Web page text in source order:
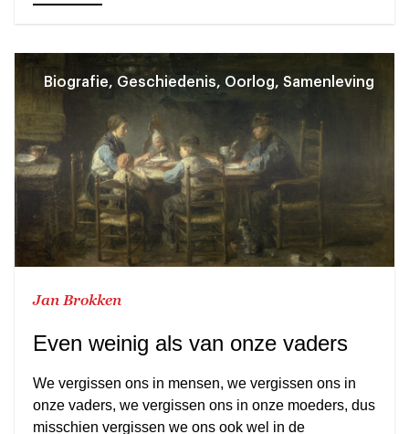
Biografie, Geschiedenis, Oorlog, Samenleving
Jan Brokken
Even weinig als van onze vaders
We vergissen ons in mensen, we vergissen ons in
onze vaders, we vergissen ons in onze moeders, dus
misschien vergissen we ons ook wel in de